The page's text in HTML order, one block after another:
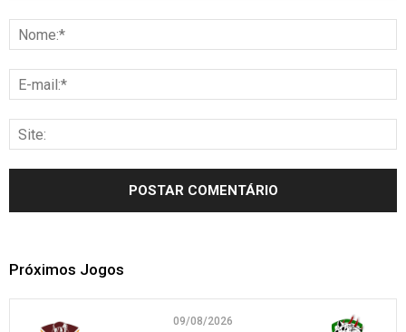
Próximos Jogos
09/08/2026